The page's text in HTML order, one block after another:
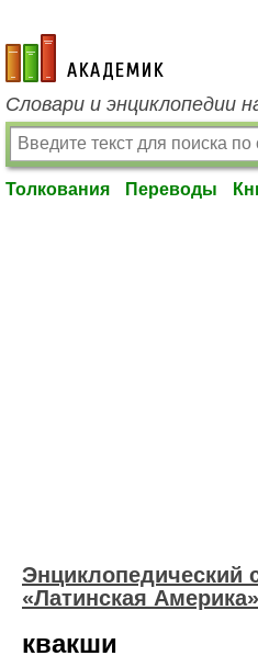
academic.ru
Словари и энциклопедии
Толкования Переводы
Энциклопедический
«Латинская Америка»
квакши